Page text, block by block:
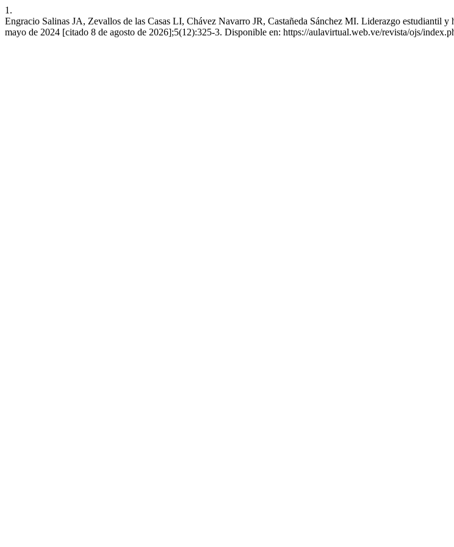
1.
Engracio Salinas JA, Zevallos de las Casas LI, Chávez Navarro JR, Castañeda Sánchez MI. Liderazgo estudiantil
mayo de 2024 [citado 8 de agosto de 2026];5(12):325-3. Disponible en: https://aulavirtual.web.ve/revista/ojs/